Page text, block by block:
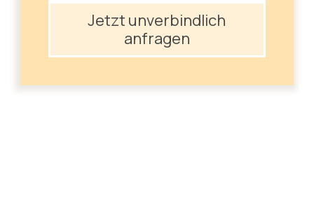
Jetzt unverbindlich
anfragen